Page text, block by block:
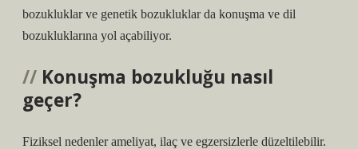
bozukluklar ve genetik bozukluklar da konuşma ve dil
bozukluklarına yol açabiliyor.
Konuşma bozukluğu nasıl
geçer?
Fiziksel nedenler ameliyat, ilaç ve egzersizlerle düzeltilebilir.